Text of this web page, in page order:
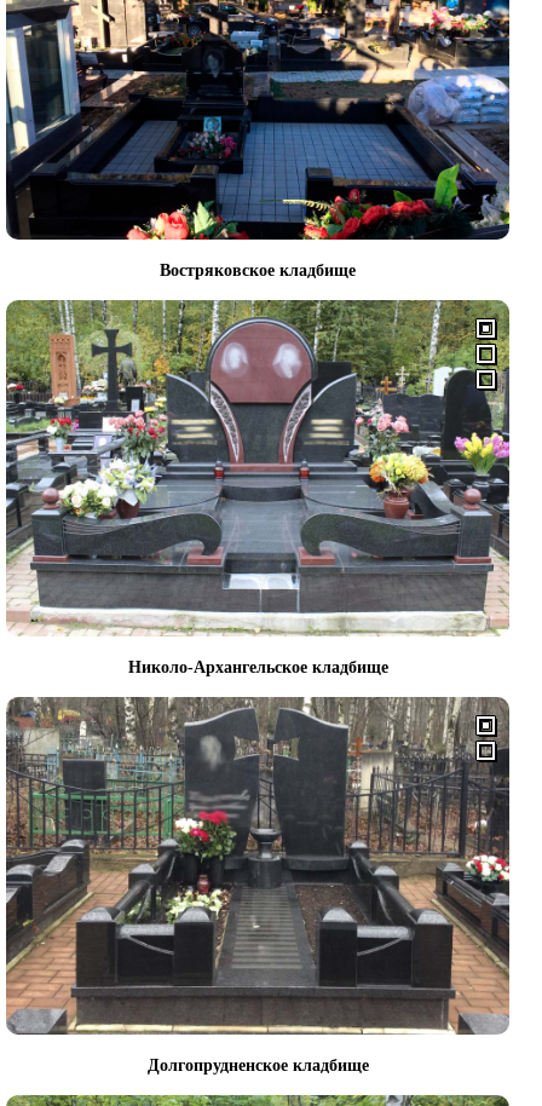
Востряковское кладбище
Николо-Архангельское кладбище
Долгопрудненское кладбище